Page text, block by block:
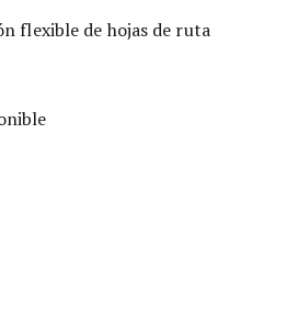
flexible de hojas de ruta